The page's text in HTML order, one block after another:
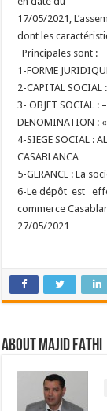
17/05/2021,
dont les
Principales sont :
1-FORME
2-CAPITAL SOCIAL
3- OBJET SOCIAL
DENOMINATION :
4-SIEGE SOCIAL :
CASABLANCA
5-GERANCE : La
6-Le dépôt est
commerce
27/05/2021
About Majid FATHI